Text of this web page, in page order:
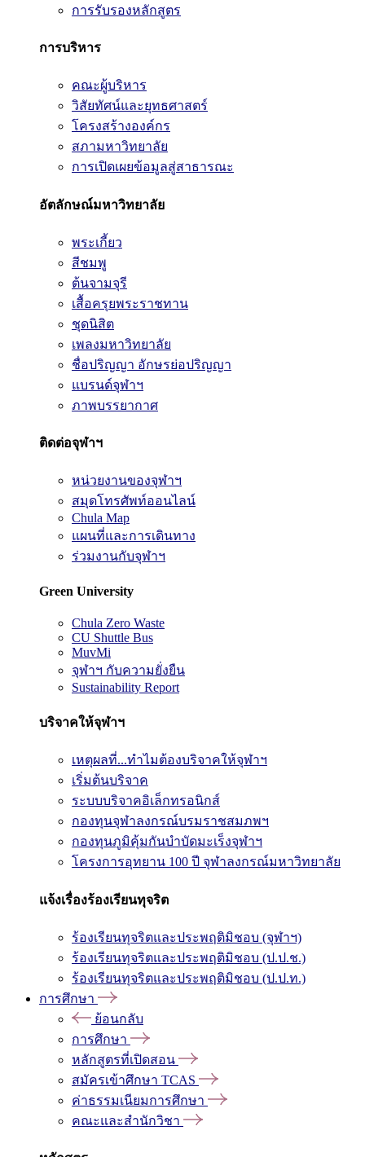
การรับรองหลักสูตร
การบริหาร
คณะผู้บริหาร
วิสัยทัศน์และยุทธศาสตร์
โครงสร้างองค์กร
สภามหาวิทยาลัย
การเปิดเผยข้อมูลสู่สาธารณะ
อัตลักษณ์มหาวิทยาลัย
พระเกี้ยว
สีชมพู
ต้นจามจุรี
เสื้อครุยพระราชทาน
ชุดนิสิต
เพลงมหาวิทยาลัย
ชื่อปริญญา อักษรย่อปริญญา
แบรนด์จุฬาฯ
ภาพบรรยากาศ
ติดต่อจุฬาฯ
หน่วยงานของจุฬาฯ
สมุดโทรศัพท์ออนไลน์
Chula Map
แผนที่และการเดินทาง
ร่วมงานกับจุฬาฯ
Green University
Chula Zero Waste
CU Shuttle Bus
MuvMi
จุฬาฯ กับความยั่งยืน
Sustainability Report
บริจาคให้จุฬาฯ
เหตุผลที่...ทำไมต้องบริจาคให้จุฬาฯ
เริ่มต้นบริจาค
ระบบบริจาคอิเล็กทรอนิกส์
กองทุนจุฬาลงกรณ์บรมราชสมภพฯ
กองทุนภูมิคุ้มกันบำบัดมะเร็งจุฬาฯ
โครงการอุทยาน 100 ปี จุฬาลงกรณ์มหาวิทยาลัย
แจ้งเรื่องร้องเรียนทุจริต
ร้องเรียนทุจริตและประพฤติมิชอบ (จุฬาฯ)
ร้องเรียนทุจริตและประพฤติมิชอบ (ป.ป.ช.)
ร้องเรียนทุจริตและประพฤติมิชอบ (ป.ป.ท.)
การศึกษา
ย้อนกลับ
การศึกษา
หลักสูตรที่เปิดสอน
สมัครเข้าศึกษา TCAS
ค่าธรรมเนียมการศึกษา
คณะและสำนักวิชา